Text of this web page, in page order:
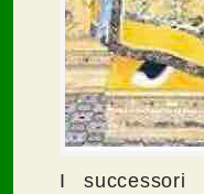
I successori